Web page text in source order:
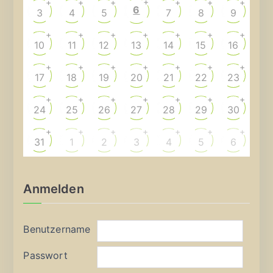
3
+
4
+
5
+
6 7
+
8
+
9
+
10
+
11
+
12
+
13
+
14
+
15
+
16
+
17
+
18
+
19
+
20
+
21
+
22
+
23
+
24
+
25
+
26
+
27
+
28
+
29
+
30
+
31
+
1
+
2
+
3
+
4
+
5
+
6
+
Anmelden
Benutzername
Passwort